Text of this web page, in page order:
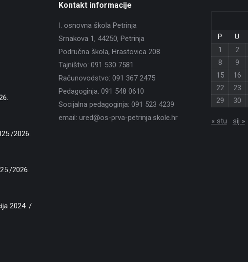
2026.
2026.
2024. /
Kontakt informacije
I. osnovna škola Petrinja
Srnakova 1, 44250, Petrinja
Područna škola, Hrastovica 208
Tajništvo: 091 530 7581
Računovodstvo: 091 367 2475
Pedagoginja: 091 548 0610
Socijalna pedagoginja: 091 523 4239
email: ured@os-prva-petrinja.skole.hr
P
U
1
2
8
9
15
16
22
23
29
30
« stu sij »